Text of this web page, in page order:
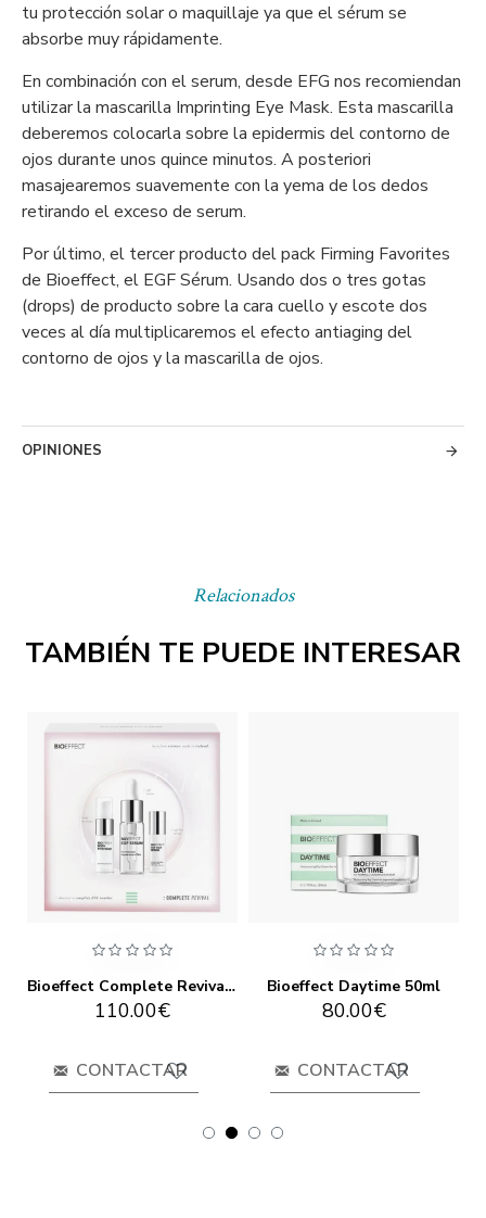
Relacionados
TAMBIÉN TE PUEDE INTERESAR
Bioeffect Complete Revival Set Bioeffect Daytime 50ml
80.00€
CONTACTAR
Bioeffect Egf + 2a Daily Duo
160.00€
CONTACTAR
tu protección solar o maquillaje ya que el sérum se
absorbe muy rápidamente.
En combinación con el serum, desde EFG nos recomiendan
utilizar la mascarilla Imprinting Eye Mask. Esta mascarilla
deberemos colocarla sobre la epidermis del contorno de
ojos durante unos quince minutos. A posteriori
masajearemos suavemente con la yema de los dedos
retirando el exceso de serum.
Por último, el tercer producto del pack Firming Favorites
de Bioeffect, el EGF Sérum. Usando dos o tres gotas
(drops) de producto sobre la cara cuello y escote dos
veces al día multiplicaremos el efecto antiaging del
contorno de ojos y la mascarilla de ojos.
OPINIONES